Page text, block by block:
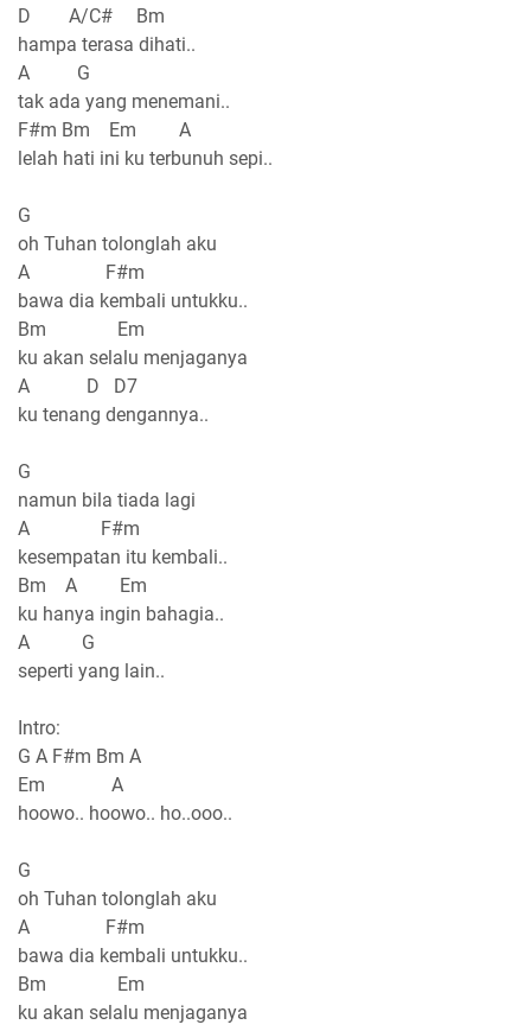
D A/C# Bm
hampa terasa dihati..
A G
tak ada yang menemani..
F#m Bm Em A
lelah hati ini ku terbunuh sepi..
G
oh Tuhan tolonglah aku
A F#m
bawa dia kembali untukku..
Bm Em
ku akan selalu menjaganya
A D D7
ku tenang dengannya..
G
namun bila tiada lagi
A F#m
kesempatan itu kembali..
Bm A Em
ku hanya ingin bahagia..
A G
seperti yang lain..
Intro:
G A F#m Bm A
Em A
hoowo.. hoowo.. ho..ooo..
G
oh Tuhan tolonglah aku
A F#m
bawa dia kembali untukku..
Bm Em
ku akan selalu menjaganya